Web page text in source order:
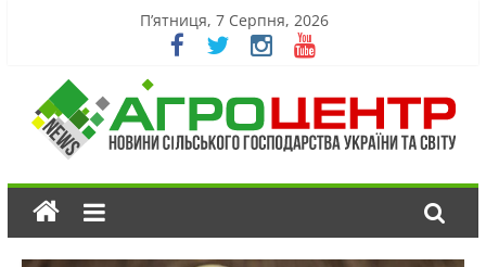
П’ятниця, 7 Серпня, 2026